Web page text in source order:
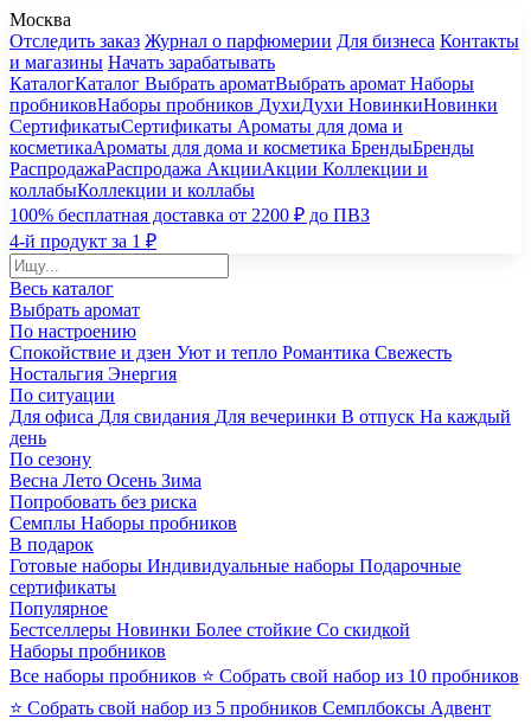
Москва
Отследить заказ Журнал о парфюмерии Для бизнеса Контакты
и магазины Начать зарабатывать
КаталогКаталог Выбрать ароматВыбрать аромат Наборы
пробниковНаборы пробников ДухиДухи НовинкиНовинки
СертификатыСертификаты Ароматы для дома и
косметикаАроматы для дома и косметика БрендыБренды
РаспродажаРаспродажа АкцииАкции Коллекции и
коллабыКоллекции и коллабы
100% бесплатная доставка от 2200 ₽ до ПВЗ
4-й продукт за 1 ₽
Весь каталог
Выбрать аромат
По настроению
Спокойствие и дзен Уют и тепло Романтика Свежесть
Ностальгия Энергия
По ситуации
Для офиса Для свидания Для вечеринки В отпуск На каждый
день
По сезону
Весна Лето Осень Зима
Попробовать без риска
Семплы Наборы пробников
В подарок
Готовые наборы Индивидуальные наборы Подарочные
сертификаты
Популярное
Бестселлеры Новинки Более стойкие Со скидкой
Наборы пробников
Все наборы пробников ⭐ Собрать свой набор из 10 пробников
⭐ Собрать свой набор из 5 пробников Семплбоксы Адвент